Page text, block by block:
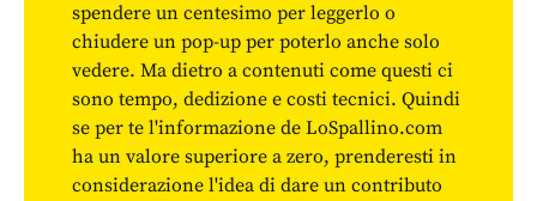
spendere un centesimo per leggerlo o
chiudere un pop-up per poterlo anche solo
vedere. Ma dietro a contenuti come questi ci
sono tempo, dedizione e costi tecnici. Quindi
se per te l'informazione de LoSpallino.com
ha un valore superiore a zero, prenderesti in
considerazione l'idea di dare un contributo